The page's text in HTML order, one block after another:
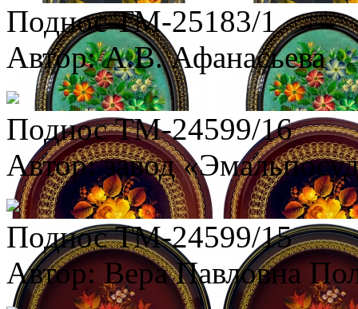
Поднос ТМ-25183/1
Автор: А.В. Афанасьева
Поднос ТМ-24599/16
Автор: завод
Поднос ТМ-24599/15
Автор: Вера Павловна